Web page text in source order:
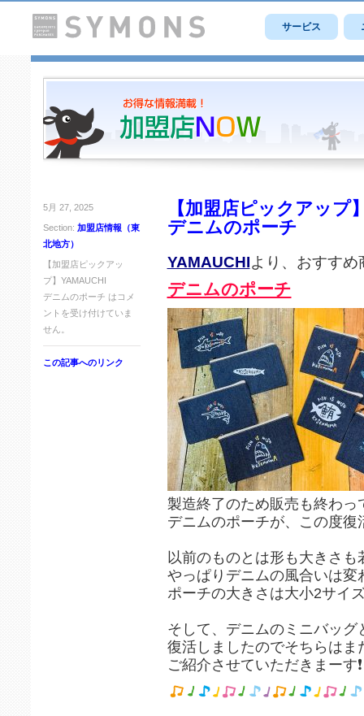
サービス
5月 27, 2025
Section: 加盟店情報（東
北地方）
【加盟店ピックアッ
プ】YAMAUCHI
デニムのポーチ は コメ
ントを受け付けていま
せん。
この記事へのリンク
【加盟店ピックアップ
デニムのポーチ
YAMAUCHIより、おすす
デニムのポーチ
製造終了のため販売も終わっ
デニムのポーチが、この度復
以前のものとは形も大きさ
やっぱりデニムの風合いは
ポーチの大きさは大小2サイ
そして、デニムのミニバッグ
復活しましたのでそちらはま
ご紹介させていただきまーす❗️